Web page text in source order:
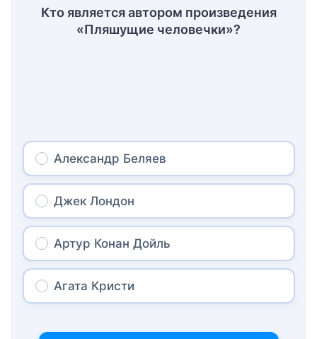
Кто является автором произведения
«Пляшущие человечки»?
Александр Беляев
Джек Лондон
Артур Конан Дойль
Агата Кристи